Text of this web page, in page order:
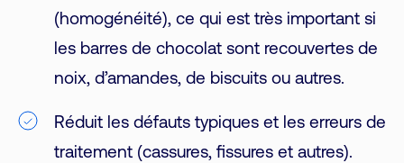
(homogénéité), ce qui est très important si
les barres de chocolat sont recouvertes de
noix, d’amandes, de biscuits ou autres.
Réduit les défauts typiques et les erreurs de
traitement (cassures, fissures et autres).